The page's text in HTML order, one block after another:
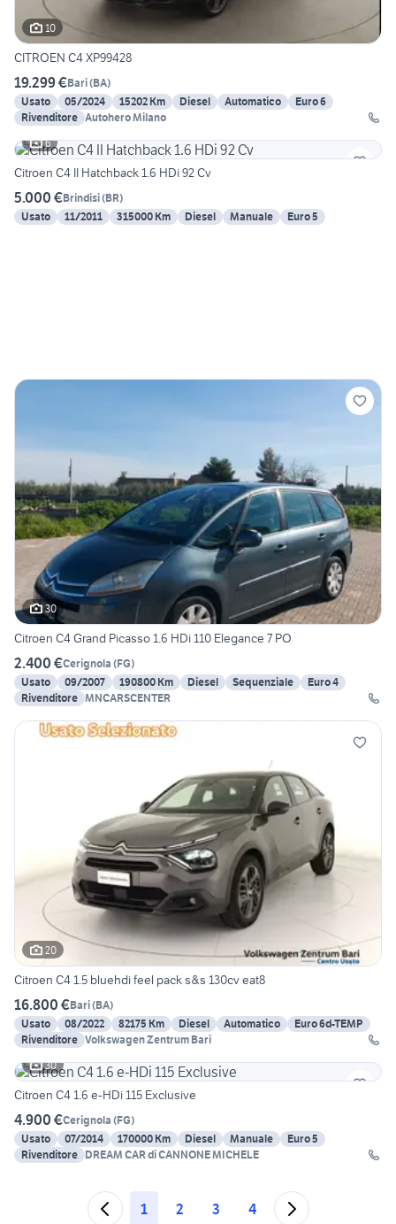
10
CITROEN C4 XP99428
19.299 €Bari(BA)
Usato
05/2024 15202 Km Diesel Automatico
Euro 6
Rivenditore Autohero Milano
6
Citroen C4 II Hatchback 1.6 HDi 92 Cv
5.000 €Brindisi(BR)
Usato
11/2011 315000 Km Diesel Manuale Euro 5
30
Citroen C4 Grand Picasso 1.6 HDi 110 Elegance 7 PO
2.400 €Cerignola (FG)
Usato
09/2007 190800 Km Diesel Sequenziale
Euro 4
Rivenditore MNCARSCENTER
20
Citroen C4 1.5 bluehdi feel pack s&s 130cv eat8
16.800 €Bari(BA)
Usato
08/2022 82175 Km Diesel Automatico
Euro 6d-TEMP
Rivenditore Volkswagen Zentrum Bari
30
Citroen C4 1.6 e-HDi 115 Exclusive
4.900 €Cerignola (FG)
Usato
07/2014 170000 Km Diesel Manuale
Euro 5
Rivenditore DREAM CAR di CANNONE MICHELE
1 2 3 4